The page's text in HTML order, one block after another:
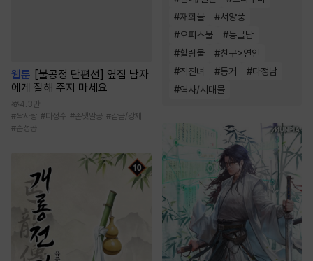
웹툰 [불공정 단편선] 옆집 남자
에게 잘해 주지 마세요
4.3만
#짝사랑 #다정수 #존댓말공 #감금/강제
#순정공
#재회물 #서양풍
#오피스물 #능글남
#힐링물 #친구>연인
#직진녀 #동거 #다정남
#역사/시대물